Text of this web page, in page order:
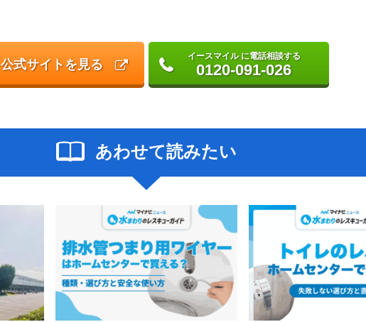
公式サイトを見る
イースマイル に電話相談する
0120-091-026
あわせて読みたい